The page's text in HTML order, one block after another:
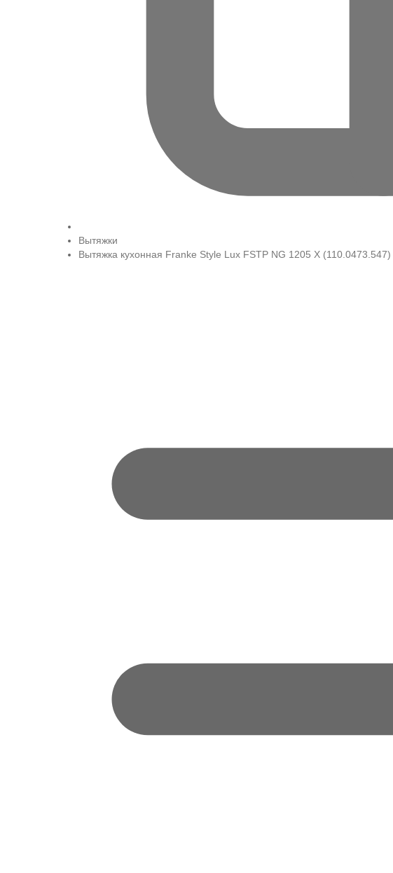
Вытяжки
Вытяжка кухонная Franke Style Lux FSTP NG 1205 X (110.0473.547)